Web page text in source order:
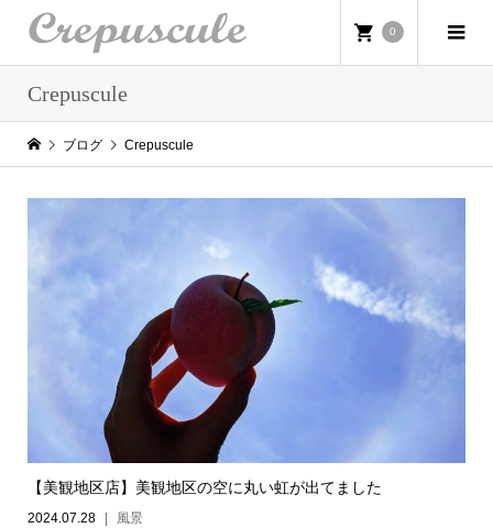
0
Crepuscule
ブログ Crepuscule
【美観地区店】美観地区の空に丸い虹が出てました
2024.07.28 風景